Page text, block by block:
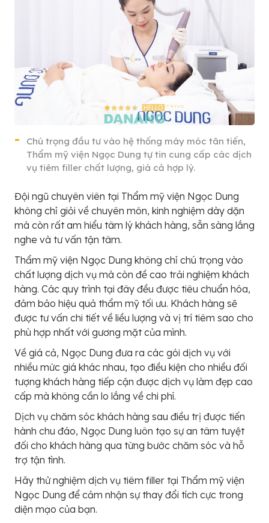
Chú trọng đầu tư vào hệ thống máy móc tân tiến,
Thẩm mỹ viện Ngọc Dung tự tin cung cấp các dịch
vụ tiêm filler chất lượng, giá cả hợp lý.
Đội ngũ chuyên viên tại Thẩm mỹ viện Ngọc Dung
không chỉ giỏi về chuyên môn, kinh nghiệm dày dặn
mà còn rất am hiểu tâm lý khách hàng, sẵn sàng lắng
nghe và tư vấn tận tâm.
Thẩm mỹ viện Ngọc Dung không chỉ chú trọng vào
chất lượng dịch vụ mà còn đề cao trải nghiệm khách
hàng. Các quy trình tại đây đều được tiêu chuẩn hóa,
đảm bảo hiệu quả thẩm mỹ tối ưu. Khách hàng sẽ
được tư vấn chi tiết về liều lượng và vị trí tiêm sao cho
phù hợp nhất với gương mặt của mình.
Về giá cả, Ngọc Dung đưa ra các gói dịch vụ với
nhiều mức giá khác nhau, tạo điều kiện cho nhiều đối
tượng khách hàng tiếp cận được dịch vụ làm đẹp cao
cấp mà không cần lo lắng về chi phí.
Dịch vụ chăm sóc khách hàng sau điều trị được tiến
hành chu đáo, Ngọc Dung luôn tạo sự an tâm tuyệt
đối cho khách hàng qua từng bước chăm sóc và hỗ
trợ tận tình.
Hãy thử nghiệm dịch vụ tiêm filler tại Thẩm mỹ viện
Ngọc Dung để cảm nhận sự thay đổi tích cực trong
diện mạo của bạn.